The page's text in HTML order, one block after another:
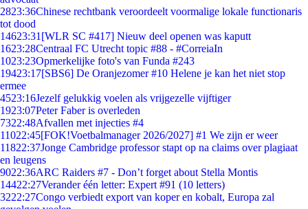
2823:36Chinese rechtbank veroordeelt voormalige lokale functionaris
tot dood
14623:31 [WLR SC #417] Nieuw deel openen was kaputt
1623:28Centraal FC Utrecht topic #88 - #CorreiaIn
1023:23Opmerkelijke foto's van Funda #243
19423:17[SBS6] De Oranjezomer #10 Helene je kan het niet stop
ermee
4523:16Jezelf gelukkig voelen als vrijgezelle vijftiger
1923:07Peter Faber is overleden
7322:48Afvallen met injecties #4
11022:45[FOK!Voetbalmanager 2026/2027] #1 We zijn er weer
11822:37Jonge Cambridge professor stapt op na claims over plagiaat
en leugens
9022:36ARC Raiders #7 - Don’t forget about Stella Montis
14422:27Verander één letter: Expert #91 (10 letters)
3222:27Congo verbiedt export van koper en kobalt, Europa zal